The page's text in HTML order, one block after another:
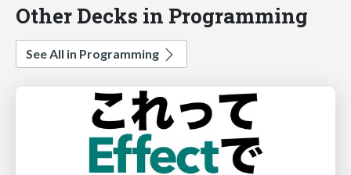
Other Decks in Programming
See All in Programming